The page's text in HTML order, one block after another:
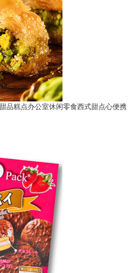
品糕点办公室休闲零食西式甜点心便携